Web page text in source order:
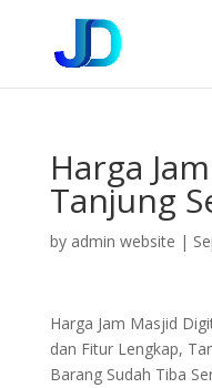
Harga
Tanjung
by admin website |
Harga Jam Masjid
dan Fitur Lengkap,
Barang Sudah Tiba